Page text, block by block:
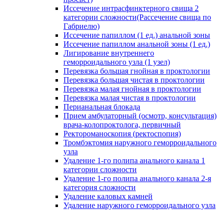
Иссечение интрасфинктерного свища 2
категории сложности(Рассечение свища по
Габриелю)
Иссечение папиллом (1 ед.) анальной зоны
Иссечение папиллом анальной зоны (1 ед.)
Лигирование внутреннего
геморроидального узла (1 узел)
Перевязка большая гнойная в проктологии
Перевязка большая чистая в проктологии
Перевязка малая гнойная в проктологии
Перевязка малая чистая в проктологии
Перианальная блокада
Прием амбулаторный (осмотр, консультация)
врача-колопроктолога, первичный
Ректороманоскопия (ректоспопия)
Тромбэктомия наружного геморроидального
узла
Удаление 1-го полипа анального канала 1
категории сложности
Удаление 1-го полипа анального канала 2-я
категория сложности
Удаление каловых камней
Удаление наружного геморроидального узла